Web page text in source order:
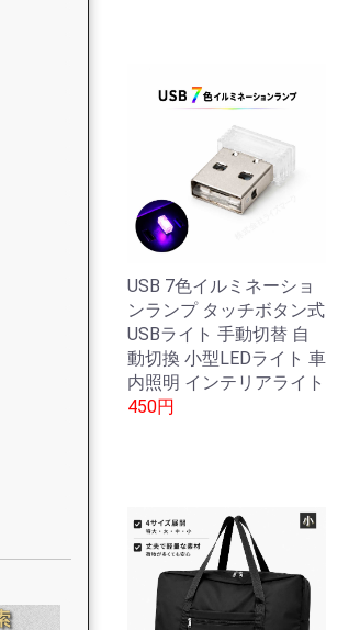
USB 7色イルミネーショ
ンランプ タッチボタン式
USBライト 手動切替 自
動切換 小型LEDライト 車
内照明 インテリアライト
450円